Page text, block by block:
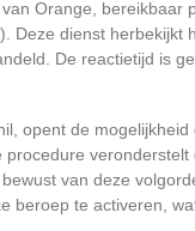
Orange, bereikbaar
Deze dienst herbekijkt
De reactietijd is
opent de
veronderstelt
van deze
beroep te activeren,